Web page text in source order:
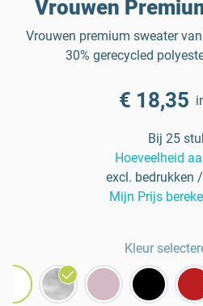
Vrouwen
Vrouwen premium sweater
30% gerecycled
€ 18,35
Bij 25
Hoeveelheid
excl. bedrukken
Mijn Prijs
Kleur